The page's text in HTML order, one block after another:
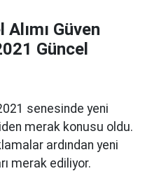
Güven
Güncel
senesinde yeni
merak konusu oldu.
ardından yeni
merak ediliyor.